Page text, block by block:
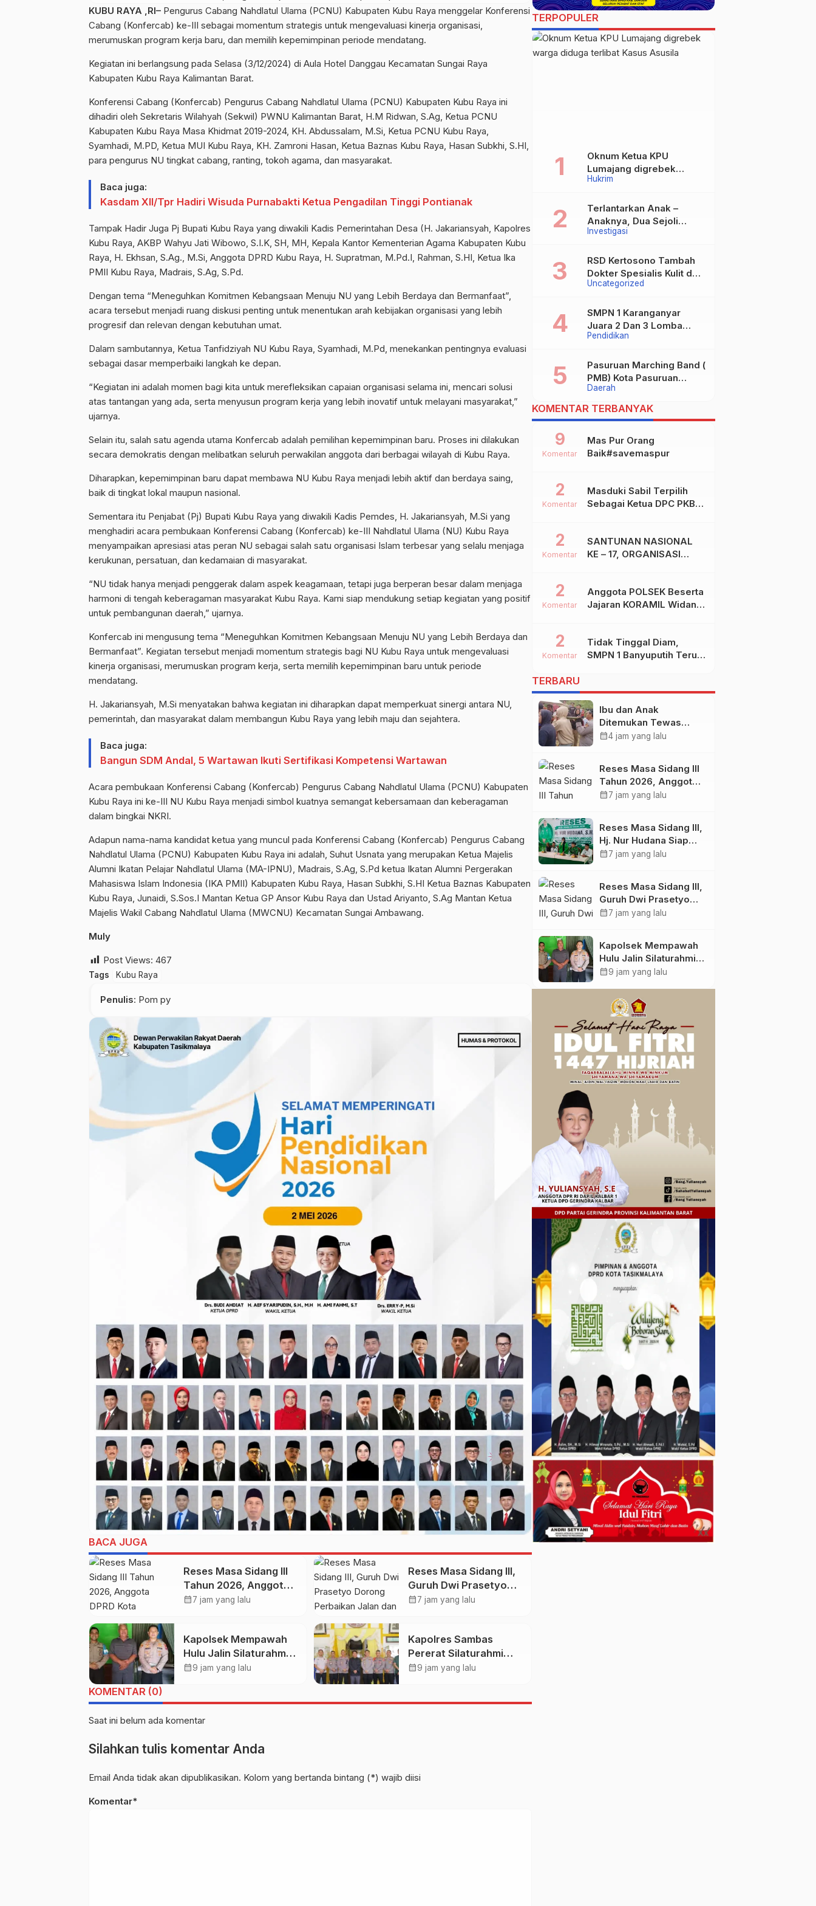
KUBU RAYA ,RI– Pengurus Cabang Nahdlatul Ulama (PCNU) Kabupaten Kubu Raya menggelar Konferensi
Cabang (Konfercab) ke-III sebagai momentum strategis untuk mengevaluasi kinerja organisasi,
merumuskan program kerja baru, dan memilih kepemimpinan periode mendatang.
Kegiatan ini berlangsung pada Selasa (3/12/2024) di Aula Hotel Danggau Kecamatan Sungai Raya
Kabupaten Kubu Raya Kalimantan Barat.
Konferensi Cabang (Konfercab) Pengurus Cabang Nahdlatul Ulama (PCNU) Kabupaten Kubu Raya ini
dihadiri oleh Sekretaris Wilahyah (Sekwil) PWNU Kalimantan Barat, H.M Ridwan, S.Ag, Ketua PCNU
Kabupaten Kubu Raya Masa Khidmat 2019-2024, KH. Abdussalam, M.Si, Ketua PCNU Kubu Raya,
Syamhadi, M.PD, Ketua MUI Kubu Raya, KH. Zamroni Hasan, Ketua Baznas Kubu Raya, Hasan Subkhi, S.HI,
para pengurus NU tingkat cabang, ranting, tokoh agama, dan masyarakat.
Baca juga:
Kasdam XII/Tpr Hadiri Wisuda Purnabakti Ketua Pengadilan Tinggi Pontianak
Tampak Hadir Juga Pj Bupati Kubu Raya yang diwakili Kadis Pemerintahan Desa (H. Jakariansyah, Kapolres
Kubu Raya, AKBP Wahyu Jati Wibowo, S.I.K, SH, MH, Kepala Kantor Kementerian Agama Kabupaten Kubu
Raya, H. Ekhsan, S.Ag., M.Si, Anggota DPRD Kubu Raya, H. Supratman, M.Pd.I, Rahman, S.HI, Ketua Ika
PMII Kubu Raya, Madrais, S.Ag, S.Pd.
Dengan tema “Meneguhkan Komitmen Kebangsaan Menuju NU yang Lebih Berdaya dan Bermanfaat”,
acara tersebut menjadi ruang diskusi penting untuk menentukan arah kebijakan organisasi yang lebih
progresif dan relevan dengan kebutuhan umat.
Dalam sambutannya, Ketua Tanfidziyah NU Kubu Raya, Syamhadi, M.Pd, menekankan pentingnya evaluasi
sebagai dasar memperbaiki langkah ke depan.
“Kegiatan ini adalah momen bagi kita untuk merefleksikan capaian organisasi selama ini, mencari solusi
atas tantangan yang ada, serta menyusun program kerja yang lebih inovatif untuk melayani masyarakat,”
ujarnya.
Selain itu, salah satu agenda utama Konfercab adalah pemilihan kepemimpinan baru. Proses ini dilakukan
secara demokratis dengan melibatkan seluruh perwakilan anggota dari berbagai wilayah di Kubu Raya.
Diharapkan, kepemimpinan baru dapat membawa NU Kubu Raya menjadi lebih aktif dan berdaya saing,
baik di tingkat lokal maupun nasional.
Sementara itu Penjabat (Pj) Bupati Kubu Raya yang diwakili Kadis Pemdes, H. Jakariansyah, M.Si yang
menghadiri acara pembukaan Konferensi Cabang (Konfercab) ke-III Nahdlatul Ulama (NU) Kubu Raya
menyampaikan apresiasi atas peran NU sebagai salah satu organisasi Islam terbesar yang selalu menjaga
kerukunan, persatuan, dan kedamaian di masyarakat.
“NU tidak hanya menjadi penggerak dalam aspek keagamaan, tetapi juga berperan besar dalam menjaga
harmoni di tengah keberagaman masyarakat Kubu Raya. Kami siap mendukung setiap kegiatan yang positif
untuk pembangunan daerah,” ujarnya.
Konfercab ini mengusung tema “Meneguhkan Komitmen Kebangsaan Menuju NU yang Lebih Berdaya dan
Bermanfaat”. Kegiatan tersebut menjadi momentum strategis bagi NU Kubu Raya untuk mengevaluasi
kinerja organisasi, merumuskan program kerja, serta memilih kepemimpinan baru untuk periode
mendatang.
H. Jakariansyah, M.Si menyatakan bahwa kegiatan ini diharapkan dapat memperkuat sinergi antara NU,
pemerintah, dan masyarakat dalam membangun Kubu Raya yang lebih maju dan sejahtera.
Baca juga:
Bangun SDM Andal, 5 Wartawan Ikuti Sertifikasi Kompetensi Wartawan
Acara pembukaan Konferensi Cabang (Konfercab) Pengurus Cabang Nahdlatul Ulama (PCNU) Kabupaten
Kubu Raya ini ke-III NU Kubu Raya menjadi simbol kuatnya semangat kebersamaan dan keberagaman
dalam bingkai NKRI.
Adapun nama-nama kandidat ketua yang muncul pada Konferensi Cabang (Konfercab) Pengurus Cabang
Nahdlatul Ulama (PCNU) Kabupaten Kubu Raya ini adalah, Suhut Usnata yang merupakan Ketua Majelis
Alumni Ikatan Pelajar Nahdlatul Ulama (MA-IPNU), Madrais, S.Ag, S.Pd ketua Ikatan Alumni Pergerakan
Mahasiswa Islam Indonesia (IKA PMII) Kabupaten Kubu Raya, Hasan Subkhi, S.HI Ketua Baznas Kabupaten
Kubu Raya, Junaidi, S.Sos.I Mantan Ketua GP Ansor Kubu Raya dan Ustad Ariyanto, S.Ag Mantan Ketua
Majelis Wakil Cabang Nahdlatul Ulama (MWCNU) Kecamatan Sungai Ambawang.
Muly
Post Views: 467
Tags Kubu Raya
Penulis: Pom py
BACA JUGA
Reses Masa Sidang III
Tahun 2026, Anggota
DPRD Kota
Poniman Gandeng
PUPR Jemput Aspirasi
Warga
calendar_month7 jam yang lalu
Reses Masa Sidang III,
Guruh Dwi Prasetyo
Dorong Perbaikan
calendar_month7 jam yang lalu
Kapolsek Mempawah
Hulu Jalin Silaturahmi
dengan Ketua MABM
calendar_month9 jam yang lalu
Kapolres Sambas
Pererat Silaturahmi
Dengan Keraton
calendar_month9 jam yang lalu
KOMENTAR (0)
Saat ini belum ada komentar
Silahkan tulis komentar Anda
Email Anda tidak akan dipublikasikan. Kolom yang bertanda bintang (*) wajib diisi
Komentar*
TERPOPULER
Hukrim
Oknum Ketua KPU
Lumajang digrebek
warga diduga terlibat
Investigasi
Terlantarkan Anak –
Anaknya, Dua Sejoli
Tanpa Ikatan Pernikahan
Geger Madiun dan
Maospati Magetan Siap
digugat ?
Uncategorized
RSD Kertosono Tambah
Dokter Spesialis Kulit dan
Kelamin
Pendidikan
SMPN 1 Karanganyar
Juara 2 Dan 3 Lomba
Kaligrafi Tingkat
Daerah
Pasuruan Marching Band (
PMB) Kota Pasuruan
Akhirnya Raih Dua Gelar
Juara Dalam Kejurprov
Jatim 2024
KOMENTAR TERBANYAK
Mas Pur Orang
Baik#savemaspur
9
Komentar
Masduki Sabil Terpilih
Sebagai Ketua DPC PKB
2
Komentar
SANTUNAN NASIONAL
KE – 17, ORGANISASI
2
Komentar
Anggota POLSEK Beserta
Jajaran KORAMIL Widang,
PHBN Di Ds.NGADIPURO
Kec.WIDANG Kab.TUBAN
2
Komentar
Tidak Tinggal Diam,
SMPN 1 Banyuputih Terus
2
Komentar
TERBARU
Ibu dan Anak
Ditemukan Tewas
Terikat di Kuala Behe
calendar_month4 jam yang lalu
Reses Masa Sidang III
Tahun 2026, Anggota
DPRD Kota
Poniman Gandeng
PUPR Jemput Aspirasi
Warga
calendar_month7 jam yang lalu
Reses Masa Sidang III,
Hj. Nur Hudana Siap
Perjuangkan Aspirasi
calendar_month7 jam yang lalu
Reses Masa Sidang III,
Guruh Dwi Prasetyo
Dorong Perbaikan
calendar_month7 jam yang lalu
Kapolsek Mempawah
Hulu Jalin Silaturahmi
dengan Ketua MABM
Hulu
calendar_month9 jam yang lalu